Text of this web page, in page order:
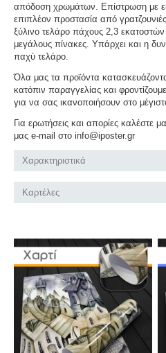
απόδοση χρωμάτων. Επίστρωση με
επιπλέον προστασία από
ξύλινο τελάρο πάχους 2,3 εκατοστών
μεγάλους πίνακες. Υπάρχει και η
παχύ τελάρο.
Όλα μας τα προϊόντα
κατόπιν παραγγελίας και
για να σας ικανοποιήσουν στο
Για ερωτήσεις και απορίες καλέστε
μας e-mail στο info@iposter.gr
Χαρακτηριστικά
Καρτέλες